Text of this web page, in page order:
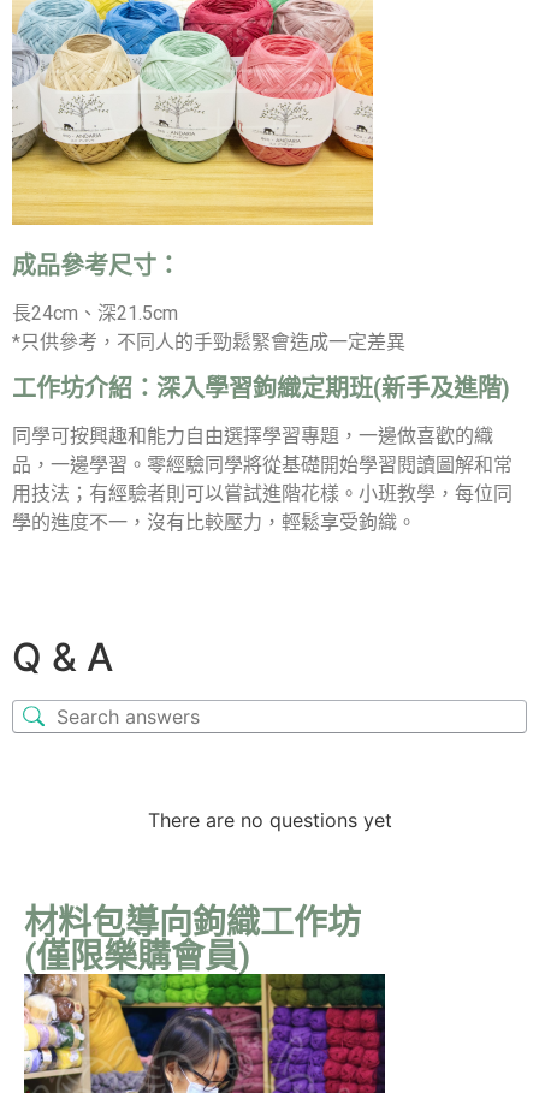
成品參考尺寸：
長24cm、深21.5cm
*只供參考，不同人的手勁鬆緊會造成一定差異
工作坊介紹： 深入學習鉤織定期班(新手及進階)
同學可按興趣和能力自由選擇學習專題，一邊做喜歡的織
品，一邊學習。零經驗同學將從基礎開始學習閱讀圖解和常
用技法；有經驗者則可以嘗試進階花樣。小班教學，每位同
學的進度不一，沒有比較壓力，輕鬆享受鉤織。
Q & A
There are no questions yet
材料包導向鉤織工作坊
(僅限樂購會員)